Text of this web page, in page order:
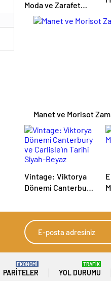
Moda ve Zarafet
Sanatı
Manet ve Morisot
Vintage: Viktorya
Dönemi Canterbury
Siyah-Beyaz
Fotoğrafları
PARITELER
EKONOMİ
YOL DURUMU
TRAFİK